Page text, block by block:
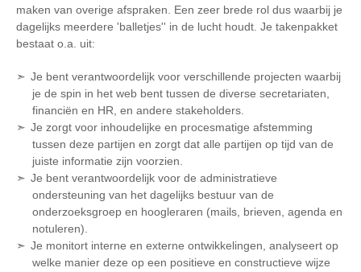
maken van overige afspraken. Een zeer brede rol dus waarbij je
dagelijks meerdere 'balletjes'' in de lucht houdt. Je takenpakket
bestaat o.a. uit:
Je bent verantwoordelijk voor verschillende projecten waarbij
je de spin in het web bent tussen de diverse secretariaten,
financiën en HR, en andere stakeholders.
Je zorgt voor inhoudelijke en procesmatige afstemming
tussen deze partijen en zorgt dat alle partijen op tijd van de
juiste informatie zijn voorzien.
Je bent verantwoordelijk voor de administratieve
ondersteuning van het dagelijks bestuur van de
onderzoeksgroep en hoogleraren (mails, brieven, agenda en
notuleren).
Je monitort interne en externe ontwikkelingen, analyseert op
welke manier deze op een positieve en constructieve wijze